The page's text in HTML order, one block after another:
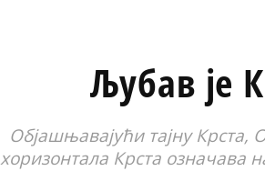
Љубав је
Објашњавајући тајну Крста,
хоризонтала Крста означава